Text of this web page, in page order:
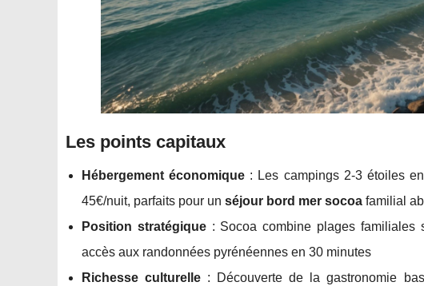
Les points capitaux
Hébergement économique : Les campings 2-3 étoiles
45€/nuit, parfaits pour un séjour bord mer socoa familial
Position stratégique: Socoa combine plages familiales
accès aux randonnées pyrénéennes en 30 minutes
Richesse culturelle : Découverte de la gastronomie